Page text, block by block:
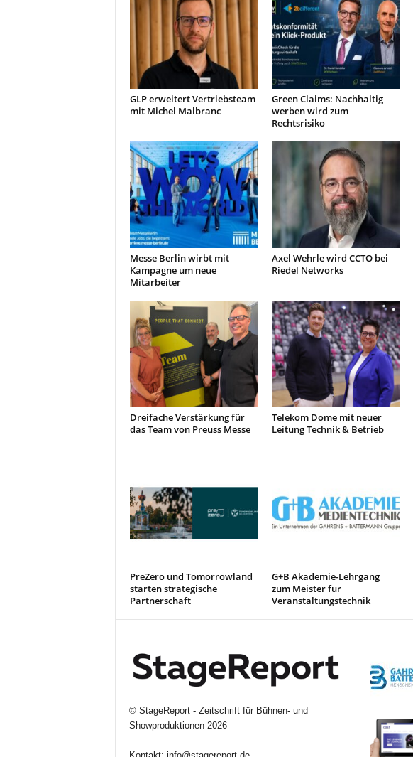
GLP erweitert Vertriebsteam
mit Michel Malbranc
Green Claims: Nachhaltig
werben wird zum
Rechtsrisiko
Messe Berlin wirbt mit
Kampagne um neue
Mitarbeiter
Axel Wehrle wird CCTO bei
Riedel Networks
Dreifache Verstärkung für
das Team von Preuss Messe
Telekom Dome mit neuer
Leitung Technik & Betrieb
PreZero und Tomorrowland
starten strategische
Partnerschaft
G+B Akademie-Lehrgang
zum Meister für
Veranstaltungstechnik
© StageReport - Zeitschrift für Bühnen- und
Showproduktionen2026